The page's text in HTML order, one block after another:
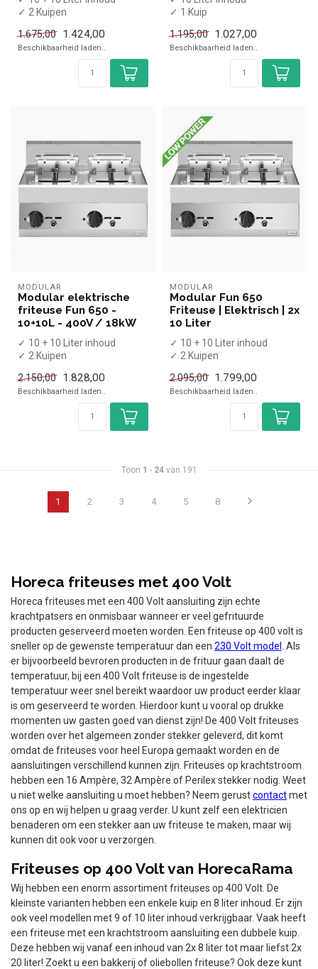
✓ 2 Kuipen
✓ Tafelmodel
✓ 18 kW
1.675,00 1.424,00
Beschikbaarheid laden..
✓ 1 Kuip
✓ Tafelmodel
✓ 7,5kW
1.195,00 1.027,00
Beschikbaarheid laden..
MODULAR
Modular elektrische
friteuse Fun 650 -
10+10L - 400V / 18kW
✓ 10 + 10 Liter inhoud
✓ 2 Kuipen
✓ Tafelmodel
✓ 18 kW
2.150,00 1.828,00
Beschikbaarheid laden..
MODULAR
Modular Fun 650
Friteuse | Elektrisch | 2x
10 Liter
✓ 10 + 10 Liter inhoud
✓ 2 Kuipen
✓ Tafelmodel
✓ 15 kW
2.095,00 1.799,00
Beschikbaarheid laden..
Toon 1 - 24van 191
1 2 3 4 5 8
Horeca friteuses met 400 Volt
Horeca friteuses met een 400 Volt aansluiting zijn echte
krachtpatsers en onmisbaar wanneer er veel gefrituurde
producten geserveerd moeten worden. Een friteuse op 400 volt is
sneller op de gewenste temperatuur dan een 230 Volt model
. Als
er bijvoorbeeld bevroren producten in de frituur gaan daalt de
temperatuur, bij een 400 Volt friteuse is de ingestelde
temperatuur weer snel bereikt waardoor uw product eerder klaar
is om geserveerd te worden. Hierdoor kunt u vooral op drukke
momenten uw gasten goed van dienst zijn! De 400 Volt friteuses
worden over het algemeen zonder stekker geleverd, dit komt
omdat de friteuses voor heel Europa gemaakt worden en de
aansluitingen verschillend kunnen zijn. Friteuses op krachtstroom
hebben een 16 Ampère, 32 Ampère of Perilex stekker nodig. Weet
u niet welke aansluiting u moet hebben? Neem gerustcontactmet
ons op en wij helpen u graag verder. U kunt zelf een elektricien
benaderen om een stekker aan uw friteuse te maken, maar wij
kunnen dit ook voor u verzorgen.
Friteuses op 400 Volt van HorecaRama
Wij hebben een enorm assortiment friteuses op 400 Volt. De
kleinste varianten hebben een enkele kuip en 8 liter inhoud. Er zijn
ook veel modellen met 9 of 10 liter inhoud verkrijgbaar. Vaak heeft
een friteuse met een krachtstroom aansluiting een dubbele kuip.
Deze hebben wij vanaf een inhoud van 2x 8 liter tot maar liefst 2x
20 liter! Zoekt u een bakkerij of oliebollen friteuse? Ook deze kunt